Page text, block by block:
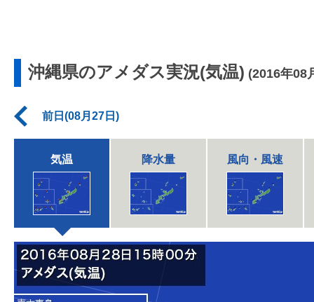
沖縄県のアメダス実況(気温) (2016年08
前日(08月27日)
気温 降水量 風向・風速